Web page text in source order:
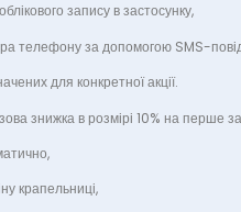
запису в застосунку,
телефону за допомогою SMS-
для конкретної акції.
знижка в розмірі 10% на
крапельниці,